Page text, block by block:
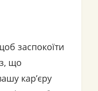
заспокоїти
що
кар’єру